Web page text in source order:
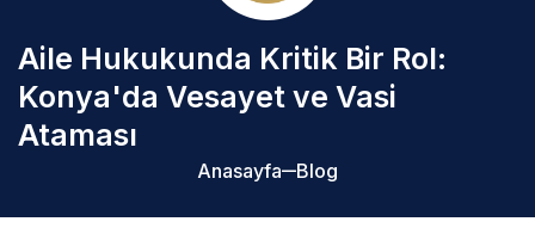
Aile Hukukunda Kritik Bir Rol:
Konya'da Vesayet ve Vasi
Ataması
Anasayfa Blog